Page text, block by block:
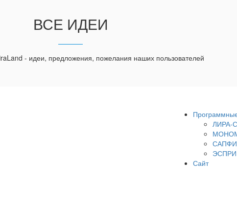
ВСЕ ИДЕИ
- идеи, предложения, пожелания наших пользователей
ЛИРА-
ЭСПРИ
Сайт